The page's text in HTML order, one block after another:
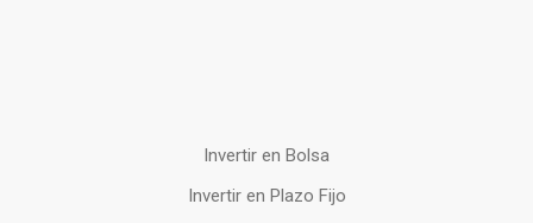
Invertir en Bolsa
Invertir en Plazo Fijo